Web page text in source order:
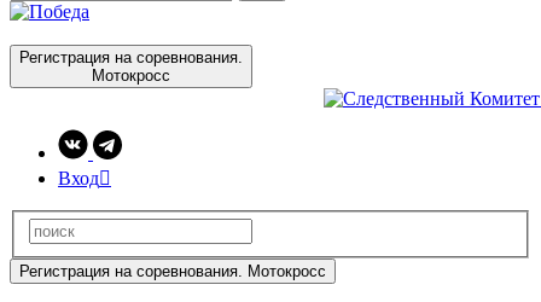
Регистрация на соревнования.
Мотокросс
Вход
Регистрация на соревнования. Мотокросс